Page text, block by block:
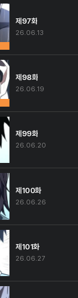
제97화
26.06.13
제98화
26.06.19
제99화
26.06.20
제100화
26.06.26
제101화
26.06.27